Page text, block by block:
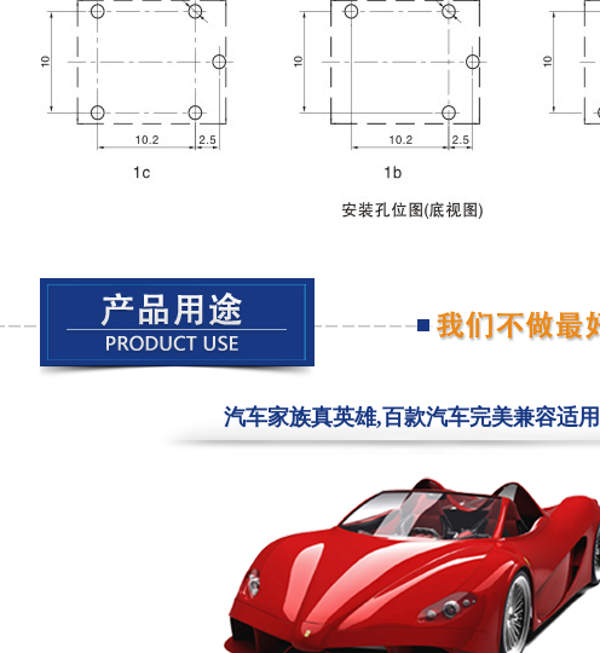
汽车家族真英雄,百款汽车完美兼容适用